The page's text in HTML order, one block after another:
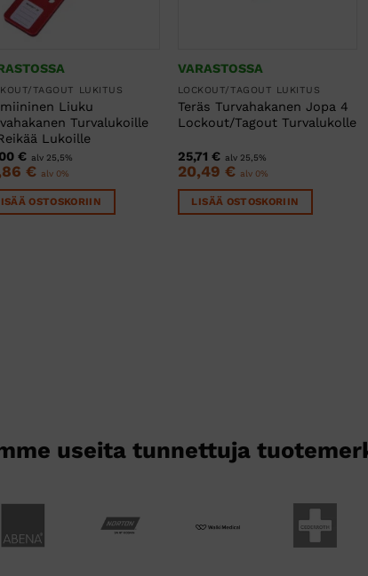
TAGOUT LUKITUS
Liuku
Turvalukoille
Lukoille
€ alv 25,5%
€ alv 0%
OSTOSKORIIN
VARASTOSSA
LOCKOUT/TAGOUT LUKITUS
Teräs Turvahakanen Jopa 4
Lockout/Tagout Turvalukolle
25,71 € alv 25,5%
20,49 € alv 0%
LISÄÄ OSTOSKORIIN
useita tunnettuja